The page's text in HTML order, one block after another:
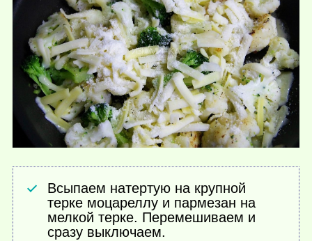
Всыпаем натертую на крупной
терке моцареллу и пармезан на
мелкой терке. Перемешиваем и
сразу выключаем.